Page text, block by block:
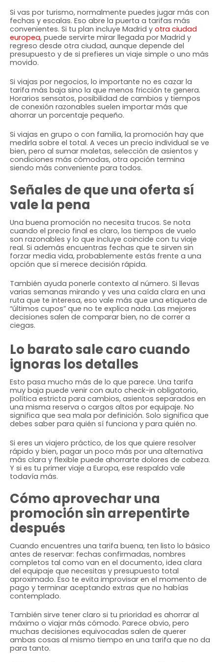
Si vas por turismo, normalmente puedes jugar más con
fechas y escalas. Eso abre la puerta a tarifas más
convenientes. Si tu plan incluye Madrid y otra ciudad
europea, puede servirte mirar llegada por Madrid y
regreso desde otra ciudad, aunque depende del
presupuesto y de si prefieres un viaje simple o uno más
movido.
Si viajas por negocios, lo importante no es cazar la
tarifa más baja sino la que menos fricción te genera.
Horarios sensatos, posibilidad de cambios y tiempos
de conexión razonables suelen importar más que
ahorrar un porcentaje pequeño.
Si viajas en grupo o con familia, la promoción hay que
medirla sobre el total. A veces un precio individual se ve
bien, pero al sumar maletas, selección de asientos y
condiciones más cómodas, otra opción termina
siendo más conveniente para todos.
Señales de que una oferta sí
vale la pena
Una buena promoción no necesita trucos. Se nota
cuando el precio final es claro, los tiempos de vuelo
son razonables y lo que incluye coincide con tu viaje
real. Si además encuentras fechas que te sirven sin
forzar media vida, probablemente estás frente a una
opción que sí merece decisión rápida.
También ayuda ponerle contexto al número. Si llevas
varias semanas mirando y ves una caída clara en una
ruta que te interesa, eso vale más que una etiqueta de
“últimos cupos” que no te explica nada. Las mejores
decisiones salen de comparar bien, no de correr a
ciegas.
Lo barato sale caro cuando
ignoras los detalles
Esto pasa mucho más de lo que parece. Una tarifa
muy baja puede venir con auto check-in obligatorio,
política estricta para cambios, asientos separados en
una misma reserva o cargos altos por equipaje. No
significa que sea mala por definición. Solo significa que
debes saber para quién sí funciona y para quién no.
Si eres un viajero práctico, de los que quiere resolver
rápido y bien, pagar un poco más por una alternativa
más clara y flexible puede ahorrarte dolores de cabeza.
Y si es tu primer viaje a Europa, ese respaldo vale
todavía más.
Cómo aprovechar una
promoción sin arrepentirte
después
Cuando encuentres una tarifa buena, ten listo lo básico
antes de reservar: fechas confirmadas, nombres
completos tal como van en el documento, idea clara
del equipaje que necesitas y presupuesto total
aproximado. Eso te evita improvisar en el momento de
pago y terminar aceptando extras que no habías
contemplado.
También sirve tener claro si tu prioridad es ahorrar al
máximo o viajar más cómodo. Parece obvio, pero
muchas decisiones equivocadas salen de querer
ambas cosas al mismo tiempo en una tarifa que no da
para tanto.